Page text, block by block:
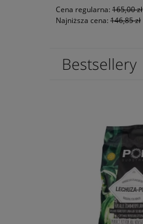
Cena regularna: 165,00 zł
Najniższa cena: 146,85 zł
Bestsellery